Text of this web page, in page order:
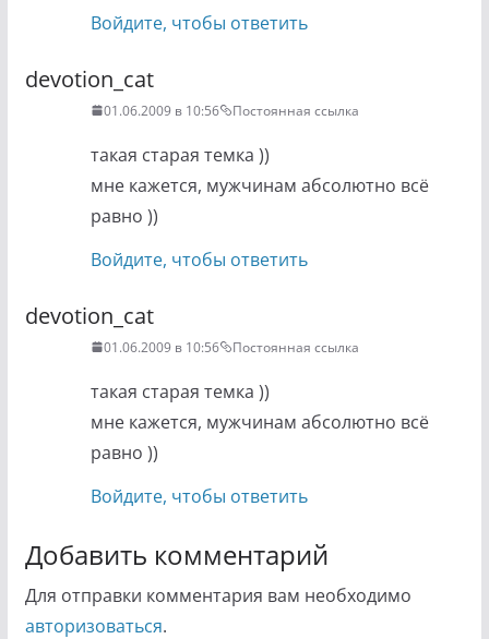
Войдите, чтобы ответить
devotion_cat
01.06.2009 в 10:56 Постоянная ссылка
такая старая темка ))
мне кажется, мужчинам абсолютно всё
равно ))
Войдите, чтобы ответить
devotion_cat
01.06.2009 в 10:56 Постоянная ссылка
такая старая темка ))
мне кажется, мужчинам абсолютно всё
равно ))
Войдите, чтобы ответить
Добавить комментарий
Для отправки комментария вам необходимо
авторизоваться.